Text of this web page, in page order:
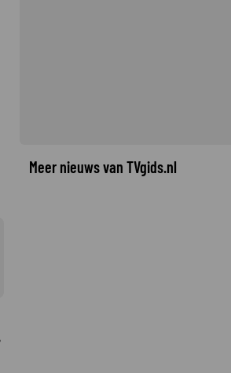
Meer nieuws van TVgids.nl